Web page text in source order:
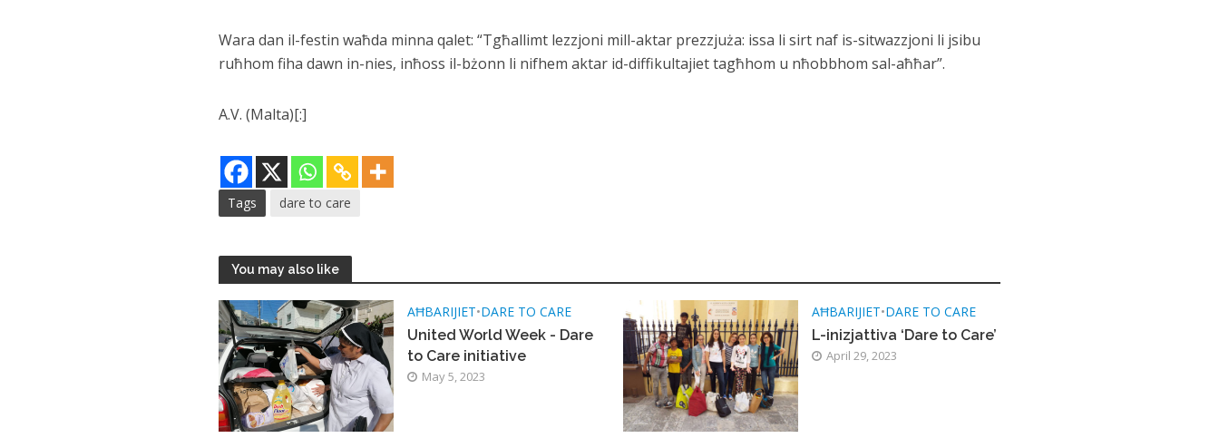
Wara dan il-festin waħda minna qalet: “Tgħallimt lezzjoni mill-aktar prezzjuża: issa li sirt naf is-sitwazzjoni li jsibu
ruħhom fiha dawn in-nies, inħoss il-bżonn li nifhem aktar id-diffikultajiet tagħhom u nħobbhom sal-aħħar”.
A.V. (Malta)[:]
Tags dare to care
You may also like
AĦBARIJIET•DARE TO CARE
United World Week - Dare
to Care initiative
May 5, 2023
AĦBARIJIET•DARE TO CARE
L-inizjattiva ‘Dare to Care’
April 29, 2023